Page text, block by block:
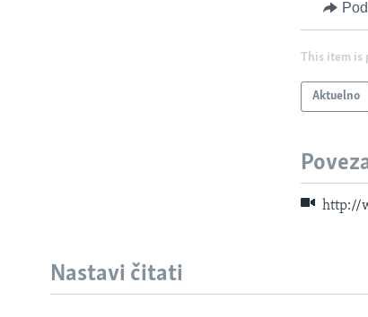
This item is
Aktuelno
http://
Nastavi čitati